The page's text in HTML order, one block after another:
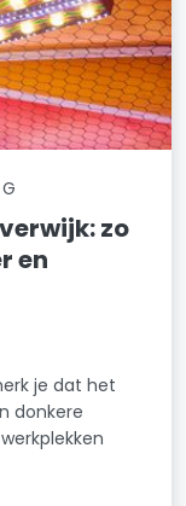
zo
en
je dat het
donkere